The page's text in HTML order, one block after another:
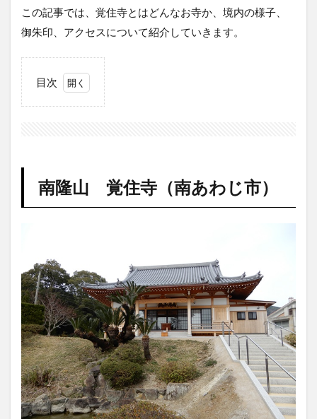
この記事では、覚住寺とはどんなお寺か、境内の様子、
御朱印、アクセスについて紹介していきます。
目次
あわ
じ
市）
尊
1.2
七福
神
（毘
沙門
天）
2
覚住
寺
南隆山 覚住寺（南あわじ市）